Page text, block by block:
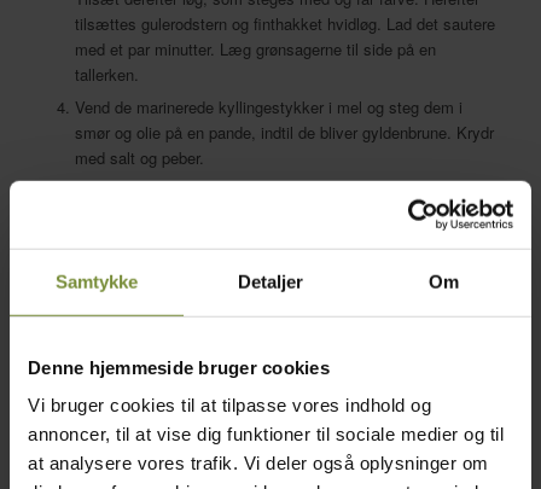
Samtykke Detaljer Om
Denne hjemmeside bruger cookies
Vi bruger cookies til at tilpasse vores indhold og
annoncer, til at vise dig funktioner til sociale medier og til
at analysere vores trafik. Vi deler også oplysninger om
tilsættes gulerodstern og finthakket hvidløg. Lad det sautere
med et par minutter. Læg grønsagerne til side på en
tallerken.
Vend de marinerede kyllingestykker i mel og steg dem i
smør og olie på en pande, indtil de bliver gyldenbrune. Krydr
med salt og peber.
grøntsager og rødvin. Tilsæt hønsebouillonen på panden,
få alt smagen med fra panden.
Tilsæt timian, laurbærblade og rosmarin i gryden. Lad det
Mens retten simrer laves det sprøde skind. Tænd ovnen på
220° varmluft. Fordel kyllingeskindet fladt på en bageplade
med bagepapir. Krydr med salt og dæk kyllingeskindet med
bagepapir igen. Sæt en bageplade ovenpå kyllingeskindet.
Det sørger for at skindet ikke puffer op under stegningen.